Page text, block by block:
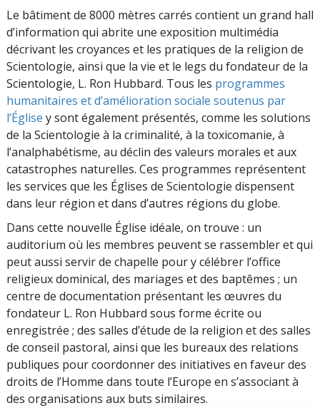
Le bâtiment de 8000 mètres carrés contient un grand hall
d’information qui abrite une exposition multimédia
décrivant les croyances et les pratiques de la religion de
Scientologie, ainsi que la vie et le legs du fondateur de la
Scientologie, L. Ron Hubbard. Tous les programmes
humanitaires et d’amélioration sociale soutenus par
l’Église y sont également présentés, comme les solutions
de la Scientologie à la criminalité, à la toxicomanie, à
l’analphabétisme, au déclin des valeurs morales et aux
catastrophes naturelles. Ces programmes représentent
les services que les Églises de Scientologie dispensent
dans leur région et dans d’autres régions du globe.
Dans cette nouvelle Église idéale, on trouve : un
auditorium où les membres peuvent se rassembler et qui
peut aussi servir de chapelle pour y célébrer l’office
religieux dominical, des mariages et des baptêmes ; un
centre de documentation présentant les œuvres du
fondateur L. Ron Hubbard sous forme écrite ou
enregistrée ; des salles d’étude de la religion et des salles
de conseil pastoral, ainsi que les bureaux des relations
publiques pour coordonner des initiatives en faveur des
droits de l’Homme dans toute l’Europe en s’associant à
des organisations aux buts similaires.